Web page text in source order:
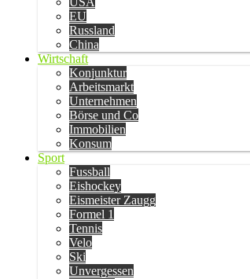
EU
Russland
China
Wirtschaft
Konjunktur
Arbeitsmarkt
Unternehmen
Börse und Co
Immobilien
Konsum
Sport
Fussball
Eishockey
Eismeister Zaugg
Formel 1
Tennis
Velo
Ski
Unvergessen